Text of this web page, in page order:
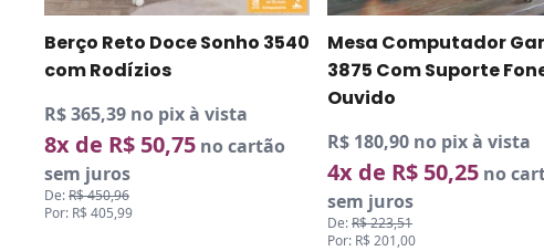
Berço Reto Doce Sonho 3540
com Rodízios
R$ 365,39 no pix à vista
8x de R$ 50,75 no cartão
sem juros
De:R$ 450,96
Por: R$ 405,99
Mesa Computador
3875 Com Suporte
Ouvido
R$ 180,90 no pix à vista
4x de R$ 50,25 no
sem juros
De:R$ 223,51
Por: R$ 201,00